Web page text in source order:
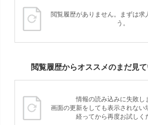
閲覧履歴がありません。まずは求
う。
閲覧履歴からオススメのまだ見
情報の読み込みに失敗し
画面の更新をしても表示されない
経ってから再度お試しく